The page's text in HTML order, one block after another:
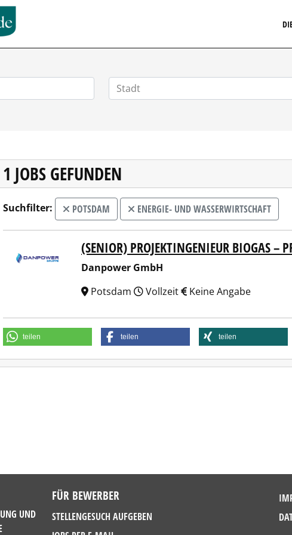
1 JOBS GEFUNDEN
Suchfilter: POTSDAM ENERGIE- UND WASSERWIRTSCHAFT
(SENIOR) PROJEKTINGENIEUR BIOGAS –
Danpower GmbH
Potsdam
Vollzeit Keine Angabe
teilen teilen teilen
UND
FÜR BEWERBER
STELLENGESUCH AUFGEBEN